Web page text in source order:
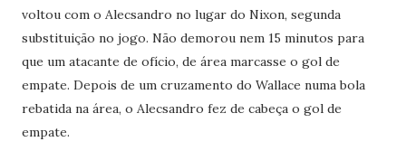
voltou com o Alecsandro no lugar do Nixon, segunda
substituição no jogo. Não demorou nem 15 minutos para
que um atacante de ofício, de área marcasse o gol de
empate. Depois de um cruzamento do Wallace numa bola
rebatida na área, o Alecsandro fez de cabeça o gol de
empate.